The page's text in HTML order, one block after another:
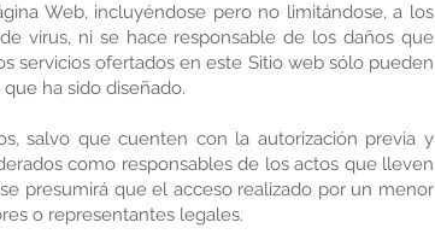
Web, incluyéndose pero no limitándose, a los
virus, ni se hace responsable de los daños que
servicios ofertados en este Sitio web sólo pueden
ha sido diseñado.
salvo que cuenten con la autorización previa y
como responsables de los actos que lleven
presumirá que el acceso realizado por un menor
o representantes legales.